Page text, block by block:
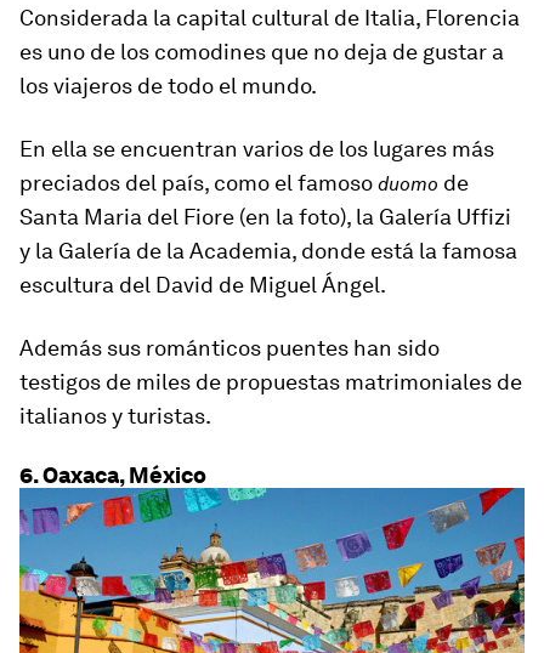
Considerada la capital cultural de Italia, Florencia
es uno de los comodines que no deja de gustar a
los viajeros de todo el mundo.
En ella se encuentran varios de los lugares más
preciados del país, como el famoso duomo de
Santa Maria del Fiore (en la foto), la Galería Uffizi
y la Galería de la Academia, donde está la famosa
escultura del David de Miguel Ángel.
Además sus románticos puentes han sido
testigos de miles de propuestas matrimoniales de
italianos y turistas.
6. Oaxaca, México